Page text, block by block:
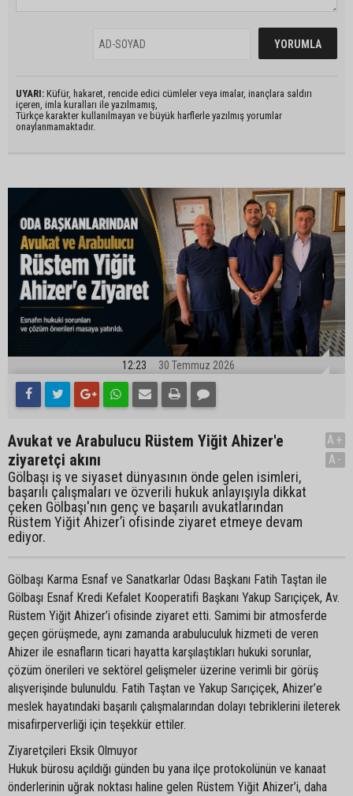
UYARI: Küfür, hakaret, rencide edici cümleler veya imalar, inançlara saldırı
içeren, imla kuralları ile yazılmamış,
Türkçe karakter kullanılmayan ve büyük harflerle yazılmış yorumlar
onaylanmamaktadır.
12:23 30 Temmuz 2026
Avukat ve Arabulucu Rüstem Yiğit Ahizer'e
ziyaretçi akını
Gölbaşı iş ve siyaset dünyasının önde gelen isimleri,
başarılı çalışmaları ve özverili hukuk anlayışıyla dikkat
çeken Gölbaşı'nın genç ve başarılı avukatlarından
Rüstem Yiğit Ahizer’i ofisinde ziyaret etmeye devam
ediyor.
A+
A-
Gölbaşı Karma Esnaf ve Sanatkarlar Odası Başkanı Fatih Taştan ile
Gölbaşı Esnaf Kredi Kefalet Kooperatifi Başkanı Yakup Sarıçiçek, Av.
Rüstem Yiğit Ahizer’i ofisinde ziyaret etti. Samimi bir atmosferde
geçen görüşmede, aynı zamanda arabuluculuk hizmeti de veren
Ahizer ile esnafların ticari hayatta karşılaştıkları hukuki sorunlar,
çözüm önerileri ve sektörel gelişmeler üzerine verimli bir görüş
alışverişinde bulunuldu. Fatih Taştan ve Yakup Sarıçiçek, Ahizer’e
meslek hayatındaki başarılı çalışmalarından dolayı tebriklerini ileterek
misafirperverliği için teşekkür ettiler.
Ziyaretçileri Eksik Olmuyor
Hukuk bürosu açıldığı günden bu yana ilçe protokolünün ve kanaat
önderlerinin uğrak noktası haline gelen Rüstem Yiğit Ahizer’i, daha